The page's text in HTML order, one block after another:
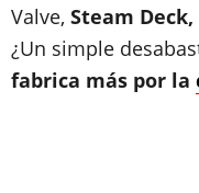
Valve, Steam
¿Un simple
fabrica más por la